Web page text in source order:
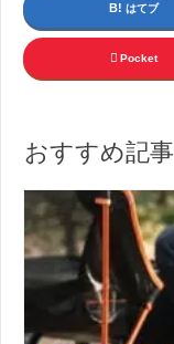
はてブ
Pocket
おすすめ記事